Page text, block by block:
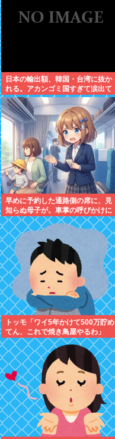
日本の輸出額、韓国・台湾に抜か
れる。アカンゴミ国すぎて涙出て
きた…
早めに予約した通路側の席に、見
知らぬ母子が。車掌の呼びかけに
も「目を閉じて無視」して居座ら
れました。無理やり奪われた席
は、結局“やったもん勝ち”にな
っ...
トッモ「ワイ5年かけて500万貯め
てん、これで焼き鳥屋やるわ」